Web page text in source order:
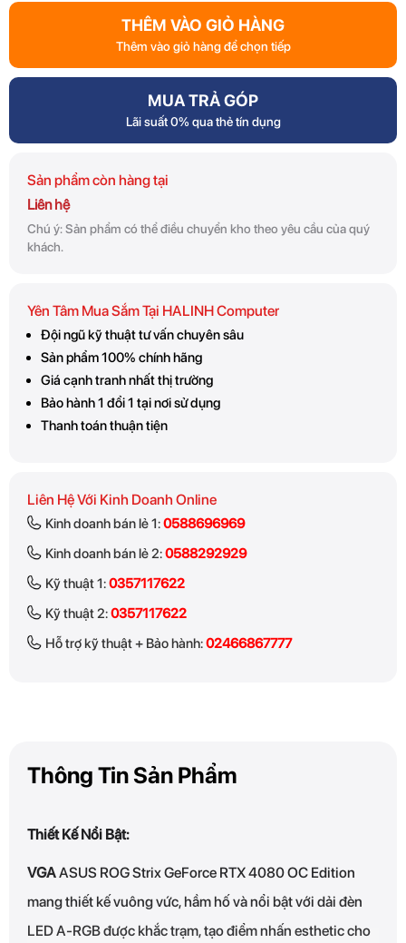
THÊM VÀO GIỎ HÀNG
Thêm vào giỏ hàng để chọn tiếp
MUA TRẢ GÓP
Lãi suất 0% qua thẻ tín dụng
Sản phẩm còn hàng tại
Liên hệ
Chú ý: Sản phẩm có thể điều chuyển kho theo yêu cầu của quý
khách.
Yên Tâm Mua Sắm Tại HALINH Computer
Đội ngũ kỹ thuật tư vấn chuyên sâu
Sản phẩm 100% chính hãng
Giá cạnh tranh nhất thị trường
Bảo hành 1 đổi 1 tại nơi sử dụng
Thanh toán thuận tiện
Liên Hệ Với Kinh Doanh Online
Kinh doanh bán lẻ 1:0588696969
Kinh doanh bán lẻ 2:0588292929
Kỹ thuật 1:0357117622
Kỹ thuật 2:0357117622
Hỗ trợ kỹ thuật + Bảo hành:02466867777
Thông Tin Sản Phẩm
Thiết Kế Nổi Bật:
VGAASUS ROG Strix GeForce RTX 4080 OC Edition
mang thiết kế vuông vức, hầm hố và nổi bật với dải đèn
LED A-RGB được khắc trạm, tạo điểm nhấn esthetic cho